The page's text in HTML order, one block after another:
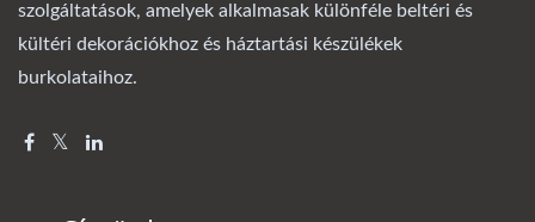
szolgáltatások, amelyek alkalmasak különféle beltéri és
kültéri dekorációkhoz és háztartási készülékek
burkolataihoz.